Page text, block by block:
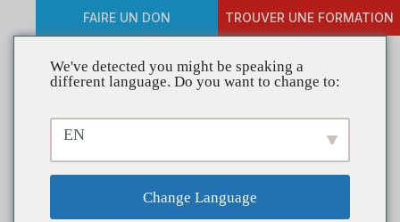
FAIRE UN DON TROUVER UNE FORMATION
Apply Now for the Major
General Arthur T. Dean
Chairman’s Award 2025!
We've detected you might be speaking a
different language. Do you want to change to:
EN
Change Language